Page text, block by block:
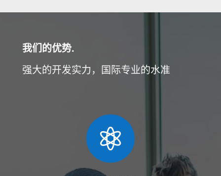
我们的优势.
强大的开发实力，国际专业的水准
